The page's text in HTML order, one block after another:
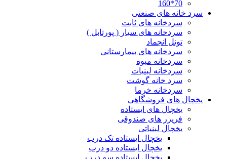
70*160
سرد خانه های صنعتی
سردخانه های ثابت
سردخانه های سیار ( پورتابل )
تونل انجماد
سردخانه های بیمارستانی
سردخانه میوه
سردخانه لبنیات
سرد خانه گوشت
سردخانه خرما
یخچال های فروشگاهی
یخچال های ایستاده
فریزر های صندوقی
یخچال لبنیاتی
یخچال ایستاده تک درب
یخچال ایستاده دو درب
یخچال ایستاده سه درب